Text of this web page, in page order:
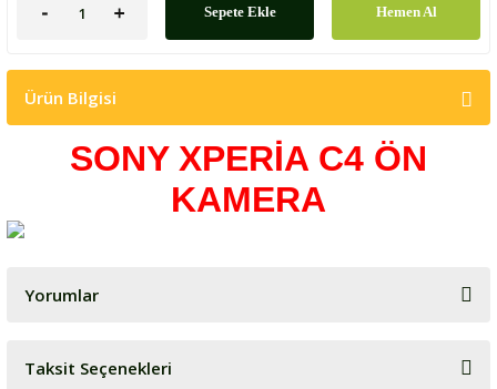
Sepete Ekle Hemen Al
Ürün Bilgisi
SONY XPERİA C4 ÖN
KAMERA
Yorumlar
Bu ürüne ilk yorumu siz yapın!
Taksit Seçenekleri